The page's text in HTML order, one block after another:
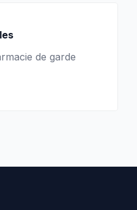
de garde